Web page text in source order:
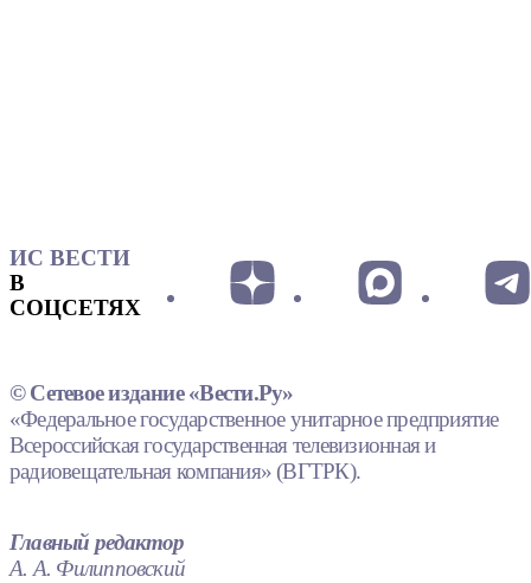
ИС ВЕСТИ
В
СОЦСЕТЯХ
© Сетевое издание «Вести.Ру»
«Федеральное государственное унитарное предприятие
Всероссийская государственная телевизионная и
радиовещательная компания» (ВГТРК).
Главный редактор
А. А. Филипповский